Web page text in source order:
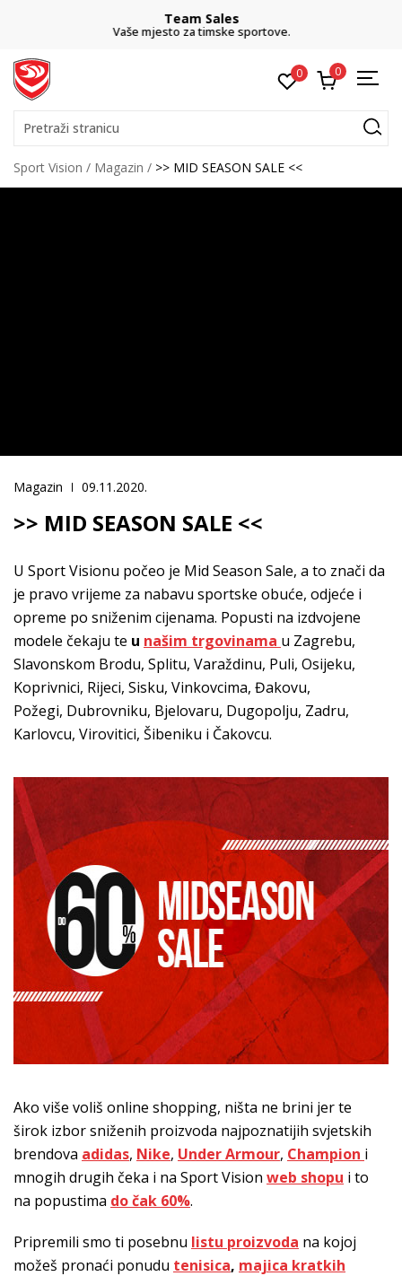
Team Sales
Vaše mjesto za timske sportove.
0 0
Pretraži stranicu
Sport Vision Magazin >> MID SEASON SALE <<
Magazin 09.11.2020.
>> MID SEASON SALE <<
U Sport Visionu počeo je Mid Season Sale, a to znači da
je pravo vrijeme za nabavu sportske obuće, odjeće i
opreme po sniženim cijenama. Popusti na izdvojene
modele čekaju te u našim trgovinama u Zagrebu,
Slavonskom Brodu, Splitu, Varaždinu, Puli, Osijeku,
Koprivnici, Rijeci, Sisku, Vinkovcima, Đakovu,
Požegi, Dubrovniku, Bjelovaru, Dugopolju, Zadru,
Karlovcu, Virovitici, Šibeniku i Čakovcu.
Ako više voliš online shopping, ništa ne brini jer te
širok izbor sniženih proizvoda najpoznatijih svjetskih
brendova adidas, Nike, Under Armour, Champion i
mnogih drugih čeka i na Sport Vision web shopu i to
na popustima do čak 60%.
Pripremili smo ti posebnu listu proizvoda na kojoj
možeš pronaći ponudu tenisica, majica kratkih